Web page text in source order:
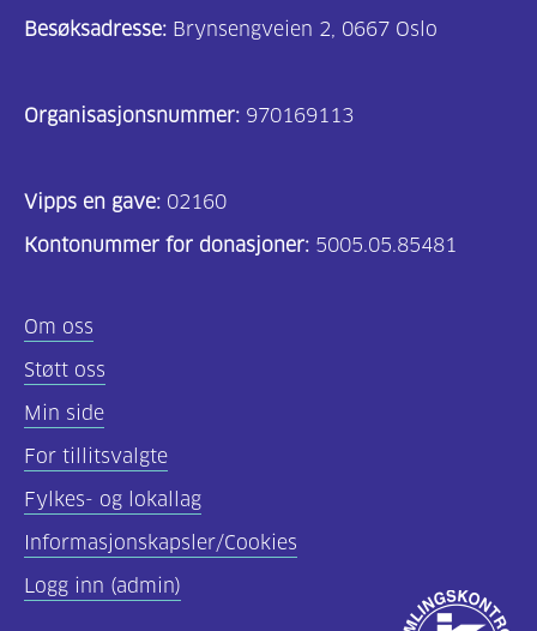
Besøksadresse: Brynsengveien 2, 0667 Oslo
Organisasjonsnummer: 970169113
Vipps en gave: 02160
Kontonummer for donasjoner: 5005.05.85481
Om oss
Støtt oss
Min side
For tillitsvalgte
Fylkes- og lokallag
Informasjonskapsler/Cookies
Logg inn (admin)
Godkjent